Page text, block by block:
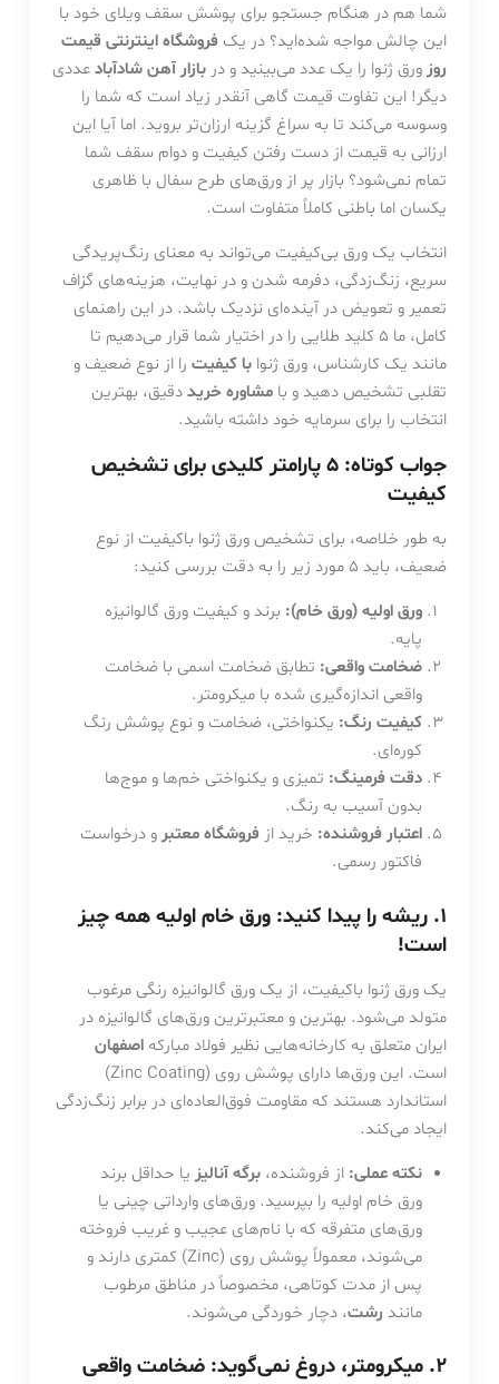
شما هم در هنگام جستجو برای پوشش سقف ویلای خود با
این چالش مواجه شده‌اید؟ در یک فروشگاه اینترنتی قیمت
روزورق ژنوا را یک عدد می‌بینید و دربازار آهن شادآبادعددی
دیگر! این تفاوت قیمت گاهی آنقدر زیاد است که شما را
وسوسه می‌کند تا به سراغ گزینه ارزان‌تر بروید. اما آیا این
ارزانی به قیمت از دست رفتن کیفیت و دوام سقف شما
تمام نمی‌شود؟ بازار پر از ورق‌های طرح سفال با ظاهری
یکسان اما باطنی کاملاً متفاوت است.
انتخاب یک ورق بی‌کیفیت می‌تواند به معنای رنگ‌پریدگی
سریع، زنگ‌زدگی، دفرمه شدن و در نهایت، هزینه‌های گزاف
تعمیر و تعویض در آینده‌ای نزدیک باشد. در این راهنمای
کامل، ما 5 کلید طلایی را در اختیار شما قرار می‌دهیم تا
مانند یک کارشناس، ورق ژنوا با کیفیترا از نوع ضعیف و
تقلبی تشخیص دهید و با مشاوره خریددقیق، بهترین
انتخاب را برای سرمایه خود داشته باشید.
جواب کوتاه: 5 پارامتر کلیدی برای تشخیص
کیفیت
به طور خلاصه، برای تشخیص ورق ژنوا باکیفیت از نوع
ضعیف، باید 5 مورد زیر را به دقت بررسی کنید:
ورق اولیه (ورق خام): برند و کیفیت ورق گالوانیزه
پایه.
ضخامت واقعی: تطابق ضخامت اسمی با ضخامت
واقعی اندازه‌گیری شده با میکرومتر.
کیفیت رنگ: یکنواختی، ضخامت و نوع پوشش رنگ
کوره‌ای.
دقت فرمینگ: تمیزی و یکنواختی خم‌ها و موج‌ها
بدون آسیب به رنگ.
اعتبار فروشنده: خرید از فروشگاه معتبرو درخواست
فاکتور رسمی.
1. ریشه را پیدا کنید: ورق خام اولیه همه چیز
است!
یک ورق ژنوا باکیفیت، از یک ورق گالوانیزه رنگی مرغوب
متولد می‌شود. بهترین و معتبرترین ورق‌های گالوانیزه در
ایران متعلق به کارخانه‌هایی نظیر فولاد مبارکه اصفهان
است. این ورق‌ها دارای پوشش روی (Zinc Coating)
استاندارد هستند که مقاومت فوق‌العاده‌ای در برابر زنگ‌زدگی
ایجاد می‌کند.
نکته عملی: از فروشنده،برگه آنالیز یا حداقل برند
ورق خام اولیه را بپرسید. ورق‌های وارداتی چینی یا
ورق‌های متفرقه که با نام‌های عجیب و غریب فروخته
می‌شوند، معمولاً پوشش روی (Zinc) کمتری دارند و
پس از مدت کوتاهی، مخصوصاً در مناطق مرطوب
مانند رشت، دچار خوردگی می‌شوند.
2. میکرومتر، دروغ نمی‌گوید: ضخامت واقعی